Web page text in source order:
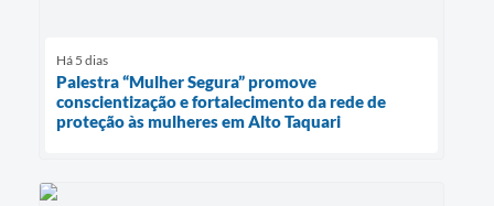
Há 5 dias
Palestra “Mulher Segura” promove
conscientização e fortalecimento da rede de
proteção às mulheres em Alto Taquari